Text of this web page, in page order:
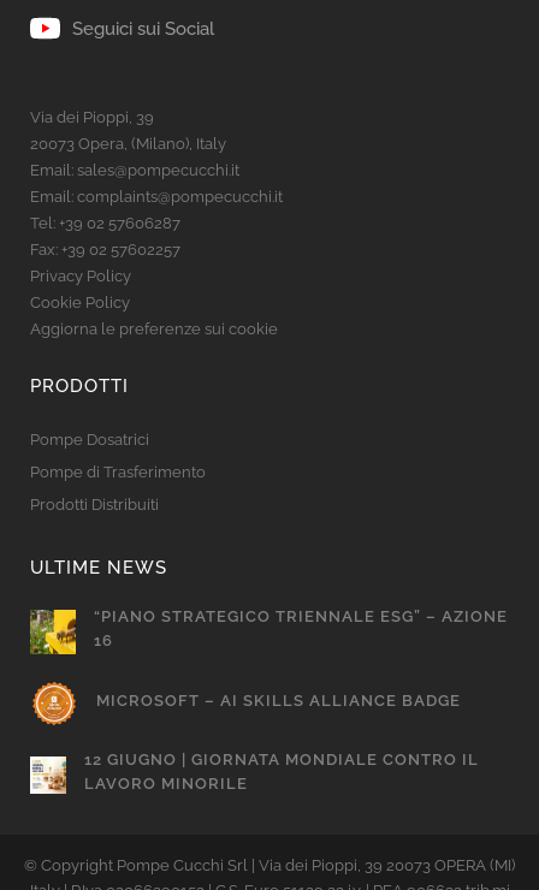
Seguici sui Social
Via dei Pioppi, 39
20073 Opera, (Milano), Italy
Email: sales@pompecucchi.it
Email: complaints@pompecucchi.it
Tel: +39 02 57606287
Fax: +39 02 57602257
Privacy Policy
Cookie Policy
Aggiorna le preferenze sui cookie
PRODOTTI
Pompe Dosatrici
Pompe di Trasferimento
Prodotti Distribuiti
ULTIME NEWS
“PIANO STRATEGICO TRIENNALE ESG” – AZIONE
16
MICROSOFT – AI SKILLS ALLIANCE BADGE
12 GIUGNO | GIORNATA MONDIALE CONTRO IL
LAVORO MINORILE
© Copyright Pompe Cucchi Srl | Via dei Pioppi, 39 20073 OPERA (MI)